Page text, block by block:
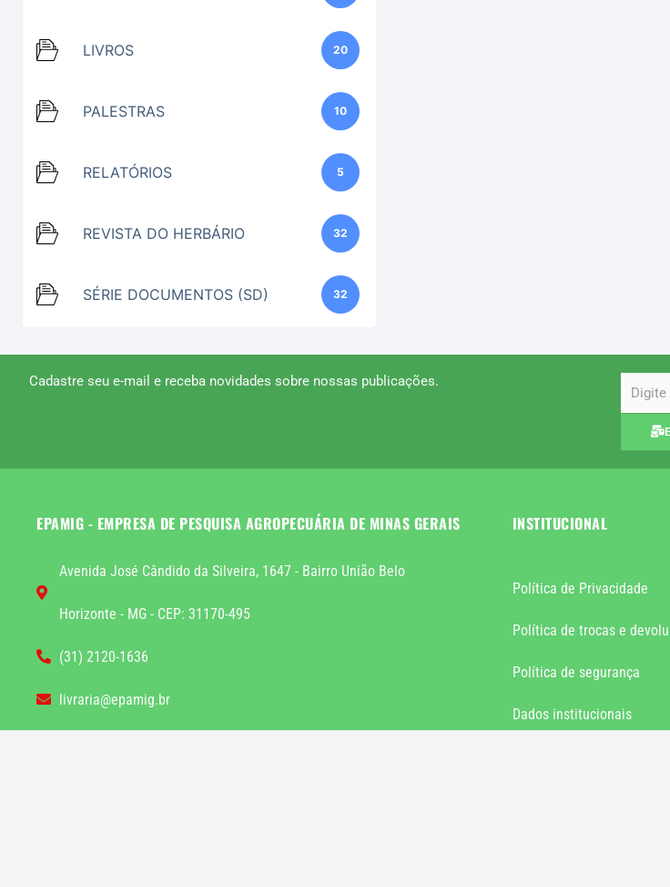
LIVROS 20
PALESTRAS 10
RELATÓRIOS 5
REVISTA DO HERBÁRIO 32
SÉRIE DOCUMENTOS (SD) 32
Cadastre seu e-mail e receba novidades sobre nossas publicações.
EPAMIG - EMPRESA DE PESQUISA AGROPECUÁRIA DE MINAS GERAIS
Avenida José Cândido da Silveira, 1647 - Bairro União Belo
Horizonte - MG - CEP: 31170-495
(31) 2120-1636
livraria@epamig.br
INSTITUCIONAL
Política de Privacidade
Política de trocas e
Política de segurança
Dados institucionais